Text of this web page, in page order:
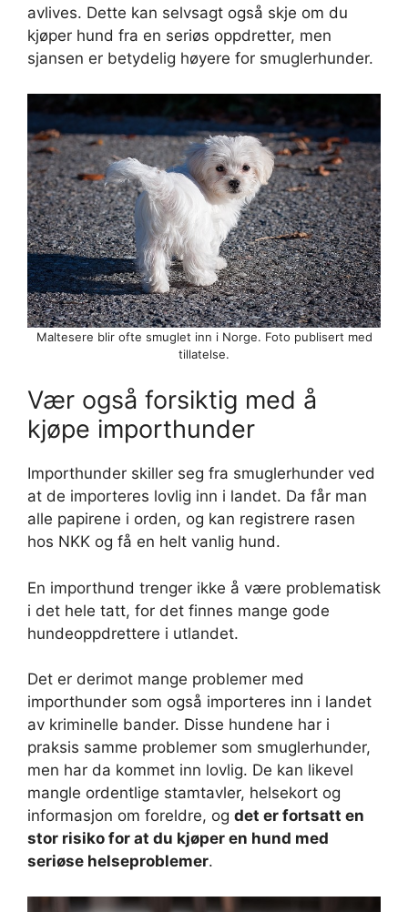
avlives. Dette kan selvsagt også skje om du
kjøper hund fra en seriøs oppdretter, men
sjansen er betydelig høyere for smuglerhunder.
Maltesere blir ofte smuglet inn i Norge. Foto publisert med
tillatelse.
Vær også forsiktig med å
kjøpe importhunder
Importhunder skiller seg fra smuglerhunder ved
at de importeres lovlig inn i landet. Da får man
alle papirene i orden, og kan registrere rasen
hos NKK og få en helt vanlig hund.
En importhund trenger ikke å være problematisk
i det hele tatt, for det finnes mange gode
hundeoppdrettere i utlandet.
Det er derimot mange problemer med
importhunder som også importeres inn i landet
av kriminelle bander. Disse hundene har i
praksis samme problemer som smuglerhunder,
men har da kommet inn lovlig. De kan likevel
mangle ordentlige stamtavler, helsekort og
informasjon om foreldre, og det er fortsatt en
stor risiko for at du kjøper en hund med
seriøse helseproblemer.